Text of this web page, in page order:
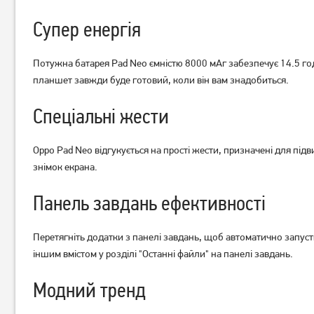
Pro 8/256GB LTE Black
(Global)
15 089 грн
12 939грн 10 939грн
Супер енергія
Потужна батарея Pad Neo ємністю 8000 мАг забезпечує 14.5
планшет завжди буде готовий, коли він вам знадобиться.
Спеціальні жести
Oppo Pad Neo відгукується на прості жести, призначені для
знімок екрана.
Панель завдань ефективності
Перетягніть додатки з панелі завдань, щоб автоматично
іншим вмістом у розділі "Останні файли" на панелі завдань.
Модний тренд